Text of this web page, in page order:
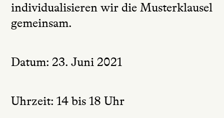
individualisieren wir die Musterklausel
gemeinsam.
Datum: 23. Juni 2021
Uhrzeit: 14 bis 18 Uhr